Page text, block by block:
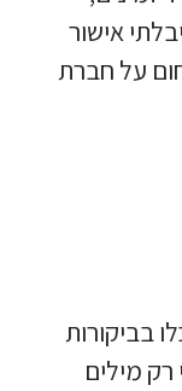
אישור
על חברת
בביקורות
מילים